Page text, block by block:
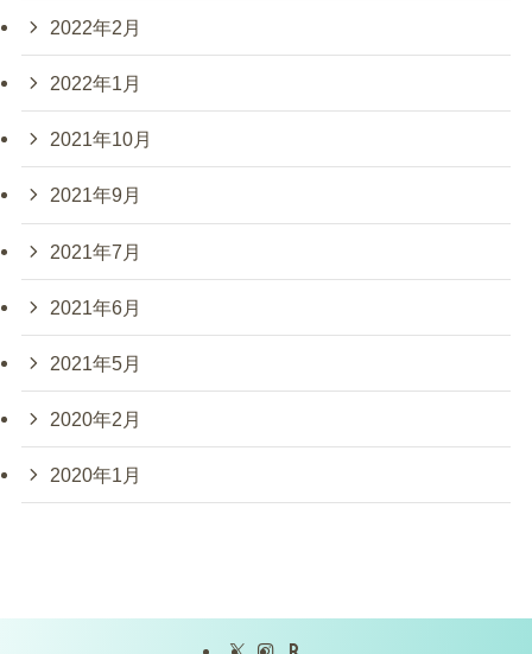
2022年2月
2022年1月
2021年10月
2021年9月
2021年7月
2021年6月
2021年5月
2020年2月
2020年1月